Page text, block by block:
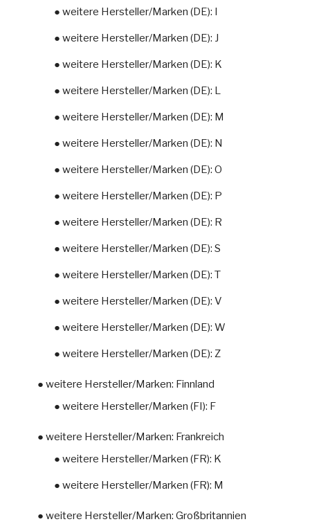
● weitere Hersteller/Marken (DE): I
● weitere Hersteller/Marken (DE): J
● weitere Hersteller/Marken (DE): K
● weitere Hersteller/Marken (DE): L
● weitere Hersteller/Marken (DE): M
● weitere Hersteller/Marken (DE): N
● weitere Hersteller/Marken (DE): O
● weitere Hersteller/Marken (DE): P
● weitere Hersteller/Marken (DE): R
● weitere Hersteller/Marken (DE): S
● weitere Hersteller/Marken (DE): T
● weitere Hersteller/Marken (DE): V
● weitere Hersteller/Marken (DE): W
● weitere Hersteller/Marken (DE): Z
● weitere Hersteller/Marken: Finnland
● weitere Hersteller/Marken (FI): F
● weitere Hersteller/Marken: Frankreich
● weitere Hersteller/Marken (FR): K
● weitere Hersteller/Marken (FR): M
● weitere Hersteller/Marken: Großbritannien